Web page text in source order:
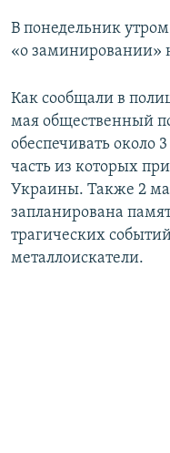
В понедельник
«о заминировании»
Как сообщали в
мая общественный
обеспечивать около
часть из которых
Украины. Также 2
запланирована
трагических
металлоискатели.